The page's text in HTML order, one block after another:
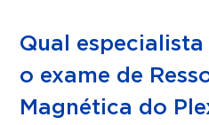
Qual
o exame de
Magnética do